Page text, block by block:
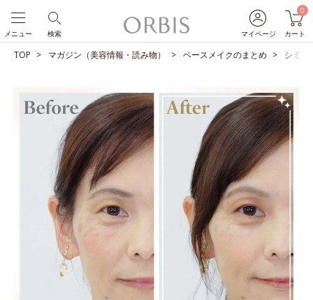
マイページ
0
カート
検索
メニュー
TOP マガジン（美容情報・読み物） ベースメイクのまとめ シミを